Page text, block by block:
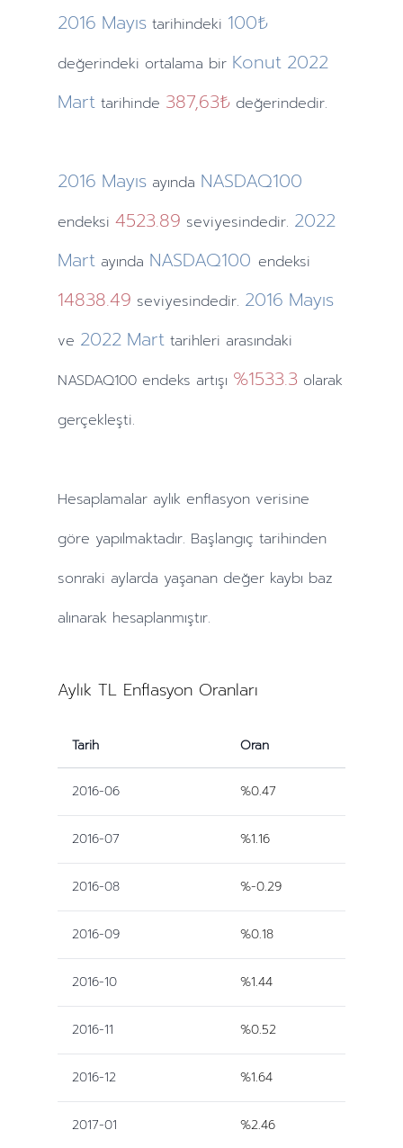
2016 Mayıs tarihindeki 100₺
değerindeki ortalama bir Konut 2022
Mart tarihinde 387,63₺ değerindedir.
2016 Mayıs ayında NASDAQ100
endeksi 4523.89 seviyesindedir. 2022
Mart ayında NASDAQ100 endeksi
14838.49 seviyesindedir. 2016 Mayıs
ve 2022 Mart tarihleri arasındaki
NASDAQ100 endeks artışı %1533.3 olarak
gerçekleşti.
Hesaplamalar aylık enflasyon verisine
göre yapılmaktadır. Başlangıç tarihinden
sonraki aylarda yaşanan değer kaybı baz
alınarak hesaplanmıştır.
Aylık TL Enflasyon Oranları
Tarih Oran
2016-06 %0.47
2016-07 %1.16
2016-08 %-0.29
2016-09 %0.18
2016-10 %1.44
2016-11 %0.52
2016-12 %1.64
2017-01 %2.46